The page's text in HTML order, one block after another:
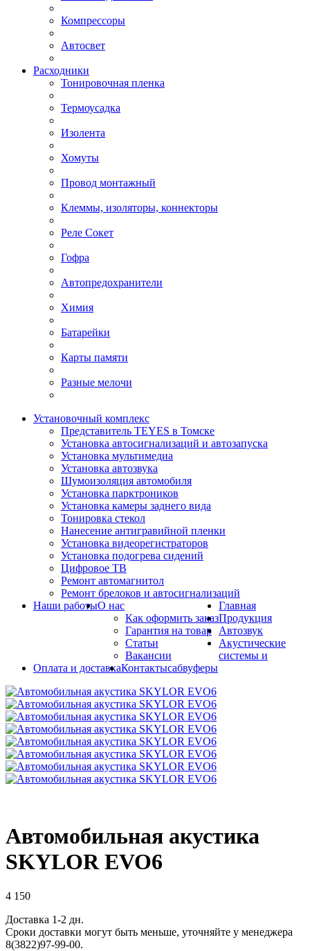
Компрессоры
Автосвет
Расходники
Тонировочная пленка
Термоусадка
Изолента
Хомуты
Провод монтажный
Клеммы, изоляторы, коннекторы
Реле Сокет
Гофра
Автопредохранители
Химия
Батарейки
Карты памяти
Разные мелочи
Установочный комплекс
Представитель TEYES в Томске
Установка автосигнализаций и автозапуска
Установка мультимедиа
Установка автозвука
Шумоизоляция автомобиля
Установка парктроников
Установка камеры заднего вида
Тонировка стекол
Нанесение антигравийной пленки
Установка видеорегистраторов
Установка подогрева сидений
Цифровое ТВ
Ремонт автомагнитол
Ремонт брелоков и автосигнализаций
Наши работыО нас
Как оформить заказ
Гарантия на товар
Статьи
Вакансии
Оплата и доставкаКонтакты
Главная
Продукция
Автозвук
Акустические
системы и
сабвуферы
Автомобильная акустика
SKYLOR EVO6
4 150
Доставка 1-2 дн.
Сроки доставки могут быть меньше, уточняйте у менеджера
8(3822)97-99-00.